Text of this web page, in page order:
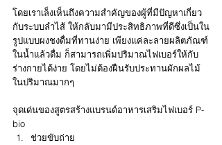
โดยเราเล็งเห็นถึงความสำคัญของผู้ที่มีปัญหาเกี่ยว
กับระบบลำไส้ ให้กลับมามีประสิทธิภาพที่ดีซึ่งเป็นใน
รูปแบบผงชงดื่มที่ทานง่าย เพียงแค่ละลายผลิตภัณฑ์
ในน้ำแล้วดื่ม ก็สามารถเพิ่มปริมาณไฟเบอร์ให้กับ
ร่างกายได้ง่าย โดยไม่ต้องฝืนรับประทานผักผลไม้
ในปริมาณมากๆ
จุดเด่นของสูตรสร้างแบรนด์อาหารเสริมไฟเบอร์ P-
bio
ช่วยขับถ่าย